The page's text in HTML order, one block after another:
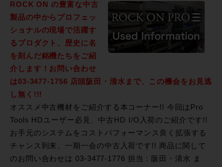
ROCK ON の豊富な中古
製品の中からプロフェッ
ショナルの現場で活躍す
るプロダクト、歴史に名
を刻んだ銘機たちをご紹
介します！お問い合わせ
は03-3477-1756 店頭阪田・清水まで、この機会をお見逃
し無く!!!
オススメ中古機材をご紹介する本コーナー!! 今回はPro
Tools HDユーザー必見、中古HD I/O入荷のご紹介です!!
お手元のシステムをコストパフォーマンス良く拡張する
チャンス到来、一期一会の中古入荷です!! 商品に関して
のお問い合わせは 03-3477-1776 担当：阪田・清水 ま